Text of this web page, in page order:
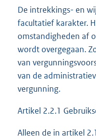
De intrekkings- en
facultatief karakter.
omstandigheden af
wordt overgegaan.
van
van de
vergunning.
Artikel 2.2.1
Alleen de in artikel